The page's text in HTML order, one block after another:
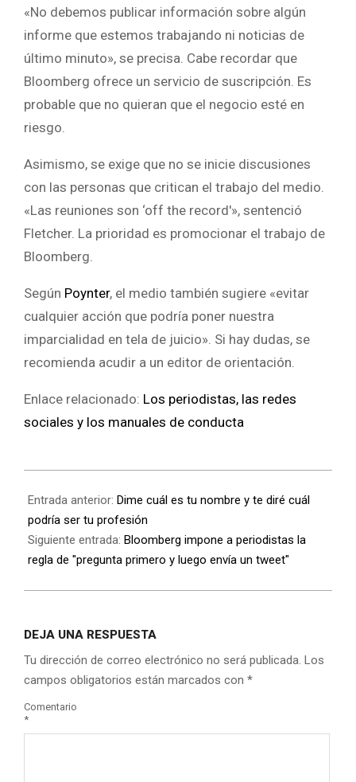
«No debemos publicar información sobre algún
informe que estemos trabajando ni noticias de
último minuto», se precisa. Cabe recordar que
Bloomberg ofrece un servicio de suscripción. Es
probable que no quieran que el negocio esté en
riesgo.
Asimismo, se exige que no se inicie discusiones
con las personas que critican el trabajo del medio.
«Las reuniones son ‘off the record'», sentenció
Fletcher. La prioridad es promocionar el trabajo de
Bloomberg.
Según Poynter, el medio también sugiere «evitar
cualquier acción que podría poner nuestra
imparcialidad en tela de juicio». Si hay dudas, se
recomienda acudir a un editor de orientación.
Enlace relacionado: Los periodistas, las redes
sociales y los manuales de conducta
Entrada anterior: Dime cuál es tu nombre y te diré cuál
podría ser tu profesión
Siguiente entrada: Bloomberg impone a periodistas la
regla de "pregunta primero y luego envía un tweet"
DEJA UNA RESPUESTA
Tu dirección de correo electrónico no será publicada. Los
campos obligatorios están marcados con *
Comentario
*